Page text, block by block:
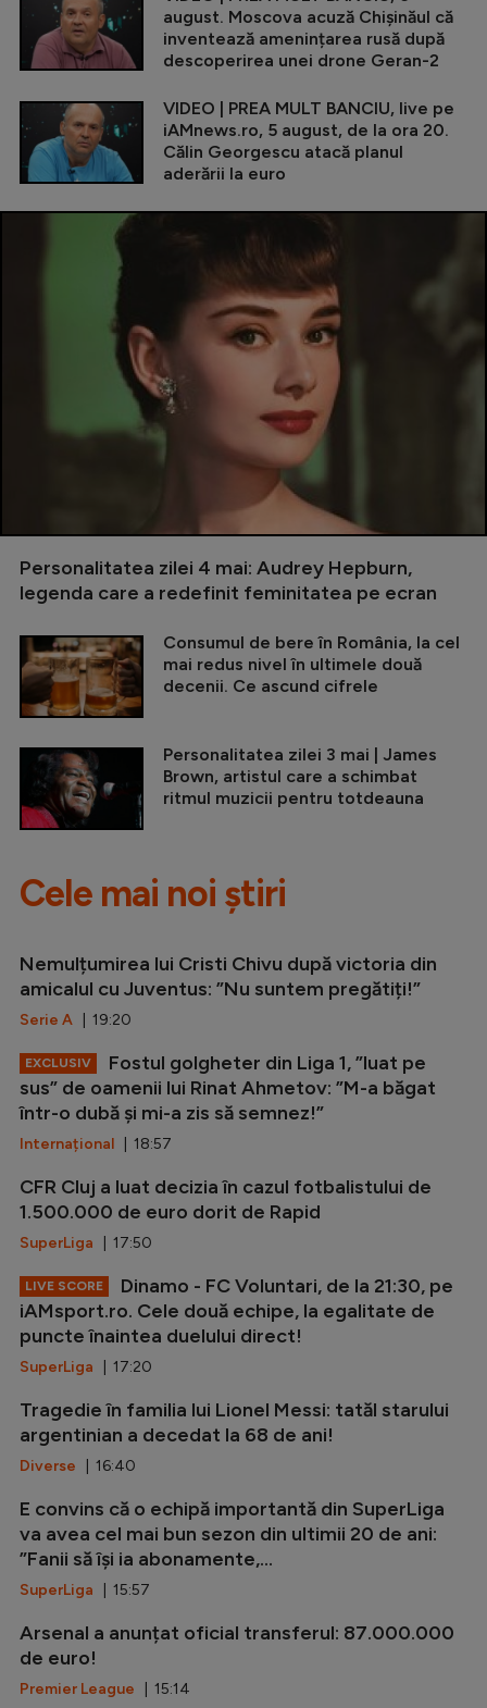
august. Moscova acuză Chișinăul că
inventează amenințarea rusă după
descoperirea unei drone Geran-2
VIDEO | PREA MULT BANCIU, live pe
iAMnews.ro, 5 august, de la ora 20.
Călin Georgescu atacă planul
aderării la euro
Personalitatea zilei 4 mai: Audrey Hepburn,
legenda care a redefinit feminitatea pe ecran
Consumul de bere în România, la cel
mai redus nivel în ultimele două
decenii. Ce ascund cifrele
Personalitatea zilei 3 mai | James
Brown, artistul care a schimbat
ritmul muzicii pentru totdeauna
Cele mai noi știri
Nemulțumirea lui Cristi Chivu după victoria din
amicalul cu Juventus: ”Nu suntem pregătiți!”
Serie A | 19:20
EXCLUSIV
Fostul golgheter din Liga 1, ”luat pe
sus” de oamenii lui Rinat Ahmetov: ”M-a băgat
într-o dubă și mi-a zis să semnez!”
Internațional | 18:57
CFR Cluj a luat decizia în cazul fotbalistului de
1.500.000 de euro dorit de Rapid
SuperLiga | 17:50
LIVE SCORE
Dinamo - FC Voluntari, de la 21:30, pe
iAMsport.ro. Cele două echipe, la egalitate de
puncte înaintea duelului direct!
SuperLiga | 17:20
Tragedie în familia lui Lionel Messi: tatăl starului
argentinian a decedat la 68 de ani!
Diverse | 16:40
E convins că o echipă importantă din SuperLiga
va avea cel mai bun sezon din ultimii 20 de ani:
”Fanii să își ia abonamente,...
SuperLiga | 15:57
Arsenal a anunțat oficial transferul: 87.000.000
de euro!
Premier League | 15:14